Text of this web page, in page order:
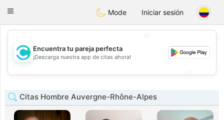
olombiaCitas
Toggle
Mode Iniciar sesión
💖
💕
Encuentra tu pareja perfecta
¡Descarga nuestra app de citas ahora!
Citas Hombre Auvergne-Rhône-Alpes